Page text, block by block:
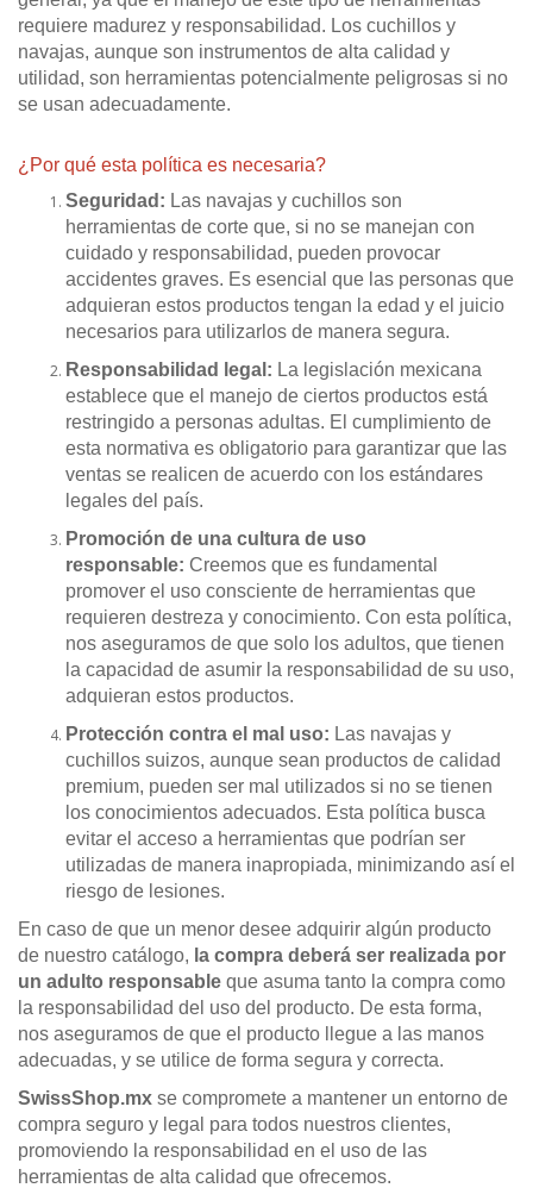
requiere madurez y responsabilidad. Los cuchillos y
navajas, aunque son instrumentos de alta calidad y
utilidad, son herramientas potencialmente peligrosas si no
se usan adecuadamente.
¿Por qué esta política es necesaria?
Seguridad: Las navajas y cuchillos son
herramientas de corte que, si no se manejan con
cuidado y responsabilidad, pueden provocar
accidentes graves. Es esencial que las personas que
adquieran estos productos tengan la edad y el juicio
necesarios para utilizarlos de manera segura.
Responsabilidad legal: La legislación mexicana
establece que el manejo de ciertos productos está
restringido a personas adultas. El cumplimiento de
esta normativa es obligatorio para garantizar que las
ventas se realicen de acuerdo con los estándares
legales del país.
Promoción de una cultura de uso
responsable: Creemos que es fundamental
promover el uso consciente de herramientas que
requieren destreza y conocimiento. Con esta política,
nos aseguramos de que solo los adultos, que tienen
la capacidad de asumir la responsabilidad de su uso,
adquieran estos productos.
Protección contra el mal uso: Las navajas y
cuchillos suizos, aunque sean productos de calidad
premium, pueden ser mal utilizados si no se tienen
los conocimientos adecuados. Esta política busca
evitar el acceso a herramientas que podrían ser
utilizadas de manera inapropiada, minimizando así el
riesgo de lesiones.
En caso de que un menor desee adquirir algún producto
de nuestro catálogo, la compra deberá ser realizada por
un adulto responsable que asuma tanto la compra como
la responsabilidad del uso del producto. De esta forma,
nos aseguramos de que el producto llegue a las manos
adecuadas, y se utilice de forma segura y correcta.
SwissShop.mx se compromete a mantener un entorno de
compra seguro y legal para todos nuestros clientes,
promoviendo la responsabilidad en el uso de las
herramientas de alta calidad que ofrecemos.